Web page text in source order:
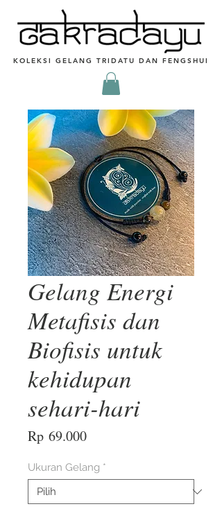
KOLEKSI GELANG TRIDATU DAN FENGSHUI
Gelang Energi
Metafisis dan
Biofisis untuk
kehidupan
sehari-hari
Rp 69.000Harga
Ukuran Gelang *